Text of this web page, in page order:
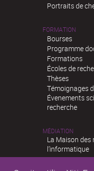
Portraits de
FORMATION
Bourses
Programme
Formations
Écoles de
Thèses
Témoignages
Évenements
recherche
MÉDIATION
La Maison
l’informatique